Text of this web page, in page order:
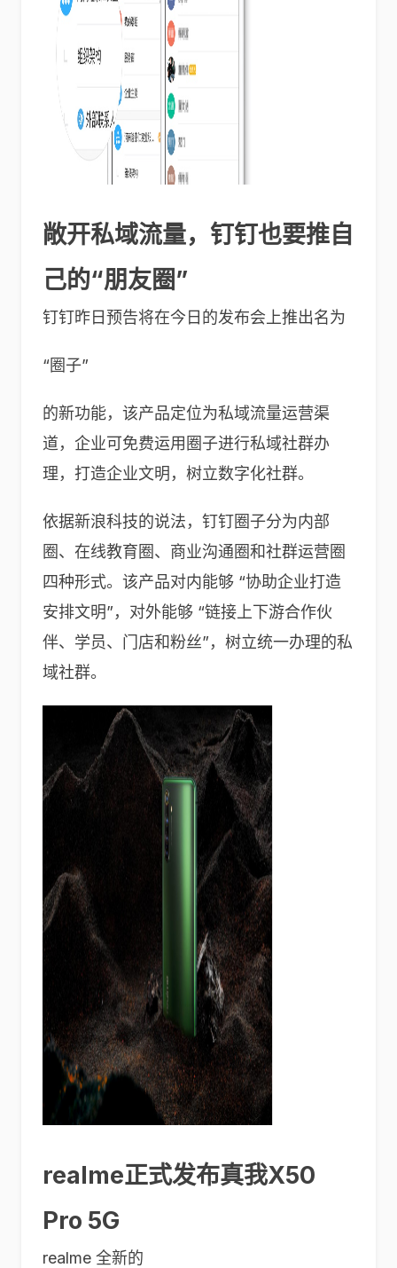
敞开私域流量，钉钉也要推自
己的“朋友圈”
钉钉昨日预告将在今日的发布会上推出名为
“圈子”
的新功能，该产品定位为私域流量运营渠
道，企业可免费运用圈子进行私域社群办
理，打造企业文明，树立数字化社群。
依据新浪科技的说法，钉钉圈子分为内部
圈、在线教育圈、商业沟通圈和社群运营圈
四种形式。该产品对内能够 “协助企业打造
安排文明”，对外能够 “链接上下游合作伙
伴、学员、门店和粉丝”，树立统一办理的私
域社群。
realme正式发布真我X50
Pro 5G
realme 全新的